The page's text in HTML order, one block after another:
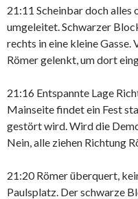
21:11 Scheinbar doch alles
umgeleitet. Schwarzer
rechts in eine kleine
Römer gelenkt, um dort
21:16 Entspannte Lage
Mainseite findet ein Fest
gestört wird. Wird die
Nein, alle ziehen Richtung
21:20 Römer überquert,
Paulsplatz. Der schwarze